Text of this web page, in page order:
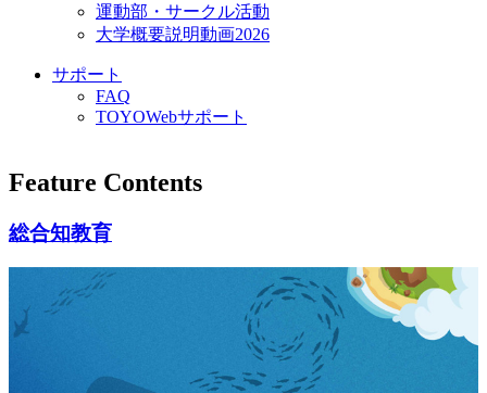
運動部・サークル活動
大学概要説明動画2026
サポート
FAQ
TOYOWebサポート
Feature Contents
総合知教育